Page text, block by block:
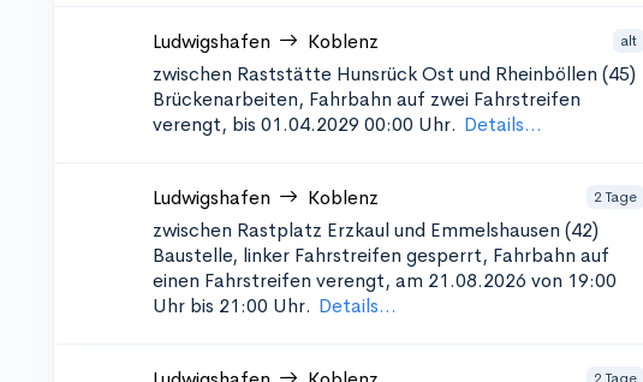
Ludwigshafen Koblenz alt
zwischen Raststätte Hunsrück Ost und Rheinböllen (45)
Brückenarbeiten, Fahrbahn auf zwei Fahrstreifen
verengt, bis 01.04.2029 00:00 Uhr. Details...
Ludwigshafen Koblenz 2 Tage
zwischen Rastplatz Erzkaul und Emmelshausen (42)
Baustelle, linker Fahrstreifen gesperrt, Fahrbahn auf
einen Fahrstreifen verengt, am 21.08.2026 von 19:00
Uhr bis 21:00 Uhr. Details...